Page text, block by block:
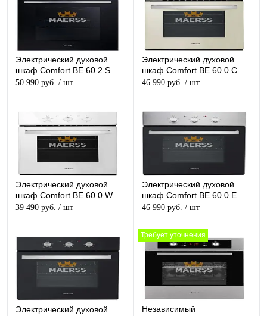
Электрический духовой
шкаф Comfort BE 60.2 S
50 990 руб. / шт
Электрический духовой
шкаф Comfort BE 60.0 C
46 990 руб. / шт
Электрический духовой
шкаф Comfort BE 60.0 W
39 490 руб. / шт
Электрический духовой
шкаф Comfort BE 60.0 E
46 990 руб. / шт
Электрический духовой
Требует уточнения
Независимый